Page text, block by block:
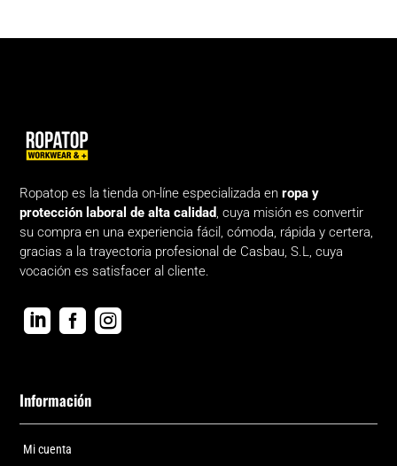
Ropatop es la tienda on-líne especializada enropa y
protección laboral de alta calidad, cuya misión es convertir
su compra en una experiencia fácil, cómoda, rápida y certera,
gracias a la trayectoria profesional de Casbau, S.L, cuya
vocación es satisfacer al cliente.
  
Información
Mi cuenta